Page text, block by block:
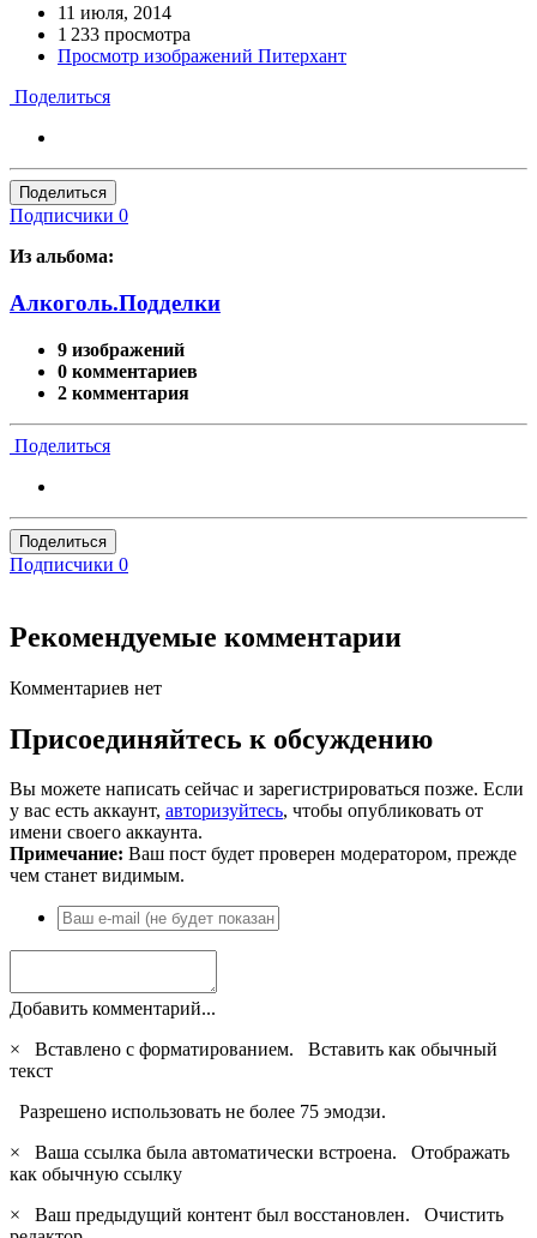
11 июля, 2014
1 233 просмотра
Просмотр изображений Питерхант
Поделиться
Поделиться
Подписчики 0
Из альбома:
Алкоголь.Подделки
9 изображений
0 комментариев
2 комментария
Поделиться
Поделиться
Подписчики 0
Рекомендуемые комментарии
Комментариев нет
Присоединяйтесь к обсуждению
Вы можете написать сейчас и зарегистрироваться позже. Если
у вас есть аккаунт, авторизуйтесь, чтобы опубликовать от
имени своего аккаунта.
Примечание: Ваш пост будет проверен модератором, прежде
чем станет видимым.
Добавить комментарий...
×
Вставлено с форматированием. Вставить как обычный
текст
Разрешено использовать не более 75 эмодзи.
×
Ваша ссылка была автоматически встроена. Отображать
как обычную ссылку
×
Ваш предыдущий контент был восстановлен. Очистить